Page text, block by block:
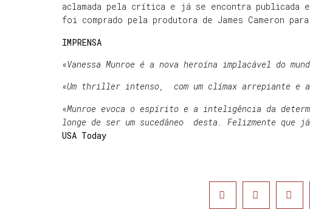
aclamada pela crítica e já se encontra publicada
foi comprado pela produtora de James Cameron
IMPRENSA
«Vanessa Munroe é a nova heroína implacável do
«Um thriller intenso, com um clímax arrepiante e
«Munroe evoca o espírito e a inteligência da
longe de ser um sucedâneo desta. Felizmente que
USA Today